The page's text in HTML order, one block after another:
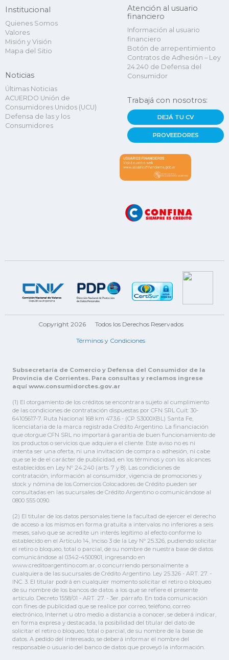
Institucional
Quienes Somos
Valores
Misión y Visión
Mapa del Sitio
Noticias
Últimas Noticias
ACUERDO Unión de
Consumidores Unidos (UCU)
Defensa de las y los
Consumidores
Atención al usuario
financiero
Información al usuario
financiero
Botón de arrepentimiento
Contratos de Adhesión – Ley
24.240 de Defensa del
Consumidor
Trabajá con nosotros:
DEJÁ TU CV
PROVEEDORES
Copyright 2026 Todos los Derechos Reservados
Términos y Condiciones
Subsecretaría de Comercio y Defensa del Consumidor de la
Provincia de Corrientes. Para consultas y reclamos ingrese
aquí www.consumidorctes.gov.ar
(1) El otorgamiento de los créditos se encontrara sujeto al cumplimiento
de las condiciones de contratación dispuestas por CFN SRL Cuit: 30-
64105617-7. Ruta Nacional 168 km 473,6 - (CP S3000XBL) Santa Fe,
licenciataria de la marca registrada Crédito Argentino. La financiación
que otorgue CFN SRL no importará garantía de buen funcionamiento de
los productos o servicios que adquiera el cliente. Este aviso no es ni
intenta ser una oferta, ni una invitación de compra o adhesión, ni cabe
que se le de el carácter de publicidad, en los términos y con los alcances
establecidos en Ley Nº 24.240 (arts. 7 y 8). Las condiciones de
contratación, información al consumidor, vigencia de promociones y
stock y nómina de los Comercios Colocadores de Crédito pueden ser
consultadas en las sucursales de Crédito Argentino o comunicándose al
0800 555 0090.
(2) El titular de los datos personales tiene la facultad de ejercer el derecho
de acceso a los mismos en forma gratuita a intervalos no inferiores a seis
meses, salvo que se acredite un interés legítimo al efecto conforme lo
establecido en el Artículo 14, Inciso 3 de la Ley Nº 25.326, pudiendo solicitar
el retiro o bloqueo, total o parcial, de su nombre de nuestra base de datos
comunicándose al 0342-4500901, ingresando en
www.creditoargentino.com.ar, o concurriendo personalmente a
cualquiera de las sucursales de Crédito Argentino. Ley 25.326 - ART. 27. -
INC. 3. El titular podrá en cualquier momento solicitar el retiro o bloqueo
de su nombre de los bancos de datos a los que se refiere el presente
artículo. Decreto 1558/01 - ART. 27. - 3er. párrafo. En toda comunicación
con fines de publicidad que se realice por correo, teléfono, correo
electrónico, Internet u otro medio a distancia a conocer, se deberá indicar,
en forma expresa y destacada, la posibilidad del titular del dato de
solicitar el retiro o bloqueo, total o parcial, de su nombre de la base de
datos. A pedido del interesado, se deberá informar el nombre del
responsable o usuario del banco de datos que proveyó la información.